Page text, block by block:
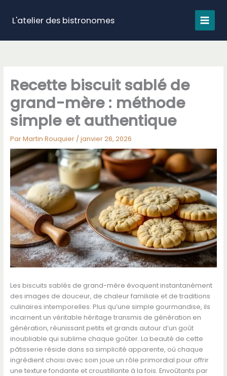
contenuL'atelier des bistronomes
Recette biscuit sablé de
grand-mère : méthode
simple et authentique
ParMartin Rouquier / janvier 26, 2026
Les biscuits sablés de grand-mère évoquent instantanément
des images de douceur, de chaleur familiale et de traditions
culinaires intemporelles. Plus qu’une simple gourmandise, ils
incarnent un véritable héritage transmis de génération en
génération, réunissant petits et grands autour d’un goût
inoubliable qui sublime chaque goûter. La beauté de cette
pâtisserie réside dans sa simplicité apparente, où chaque
ingrédient choisi avec soin joue un rôle primordial pour offrir
une texture fondante et croustillante à la fois. Envoûtants par